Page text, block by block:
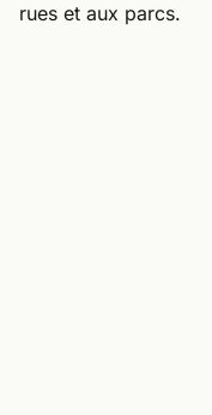
rues et aux parcs.